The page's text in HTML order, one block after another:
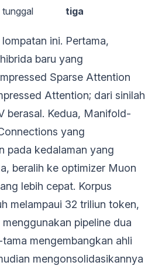
tunggal tiga
ini. Pertama,
baru yang
Sparse Attention
Attention; dari sinilah
berasal. Kedua, Manifold-
yang
pada kedalaman yang
beralih ke optimizer Muon
lebih cepat. Korpus
melampaui 32 triliun token,
pipeline dua
mengembangkan ahli
mengonsolidasikannya